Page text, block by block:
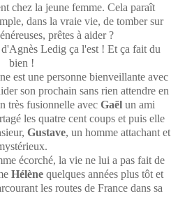
chez la jeune femme. Cela paraît
dans la vraie vie, de tomber sur
prêtes à aider ?
Ledig ça l'est ! Et ça fait du
bien !
est une personne bienveillante avec
son prochain sans rien attendre en
très fusionnelle avec Gaëlun ami
les quatre cent coups et puis elle
Gustave, un homme attachant et
écorché, la vie ne lui a pas fait de
Hélènequelques années plus tôt et
les routes de France dans sa